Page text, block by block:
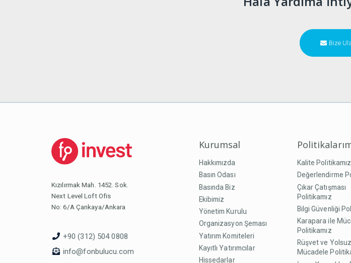
Bize
Kızılırmak Mah. 1452. Sok.
Next Level Loft Ofis
No: 6/A Çankaya/Ankara
+90 (312) 504 0808
info@fonbulucu.com
Kurumsal
Hakkımızda
Basın Odası
Basında Biz
Ekibimiz
Yönetim Kurulu
Organizasyon Şeması
Yatırım Komiteleri
Kayıtlı Yatırımcılar
Hissedarlar
Kalite Politikamız
Değerlendirme
Çıkar Çatışması
Politikamız
Bilgi Güvenliği
Karapara ile
Politikamız
Rüşvet ve
Mücadele